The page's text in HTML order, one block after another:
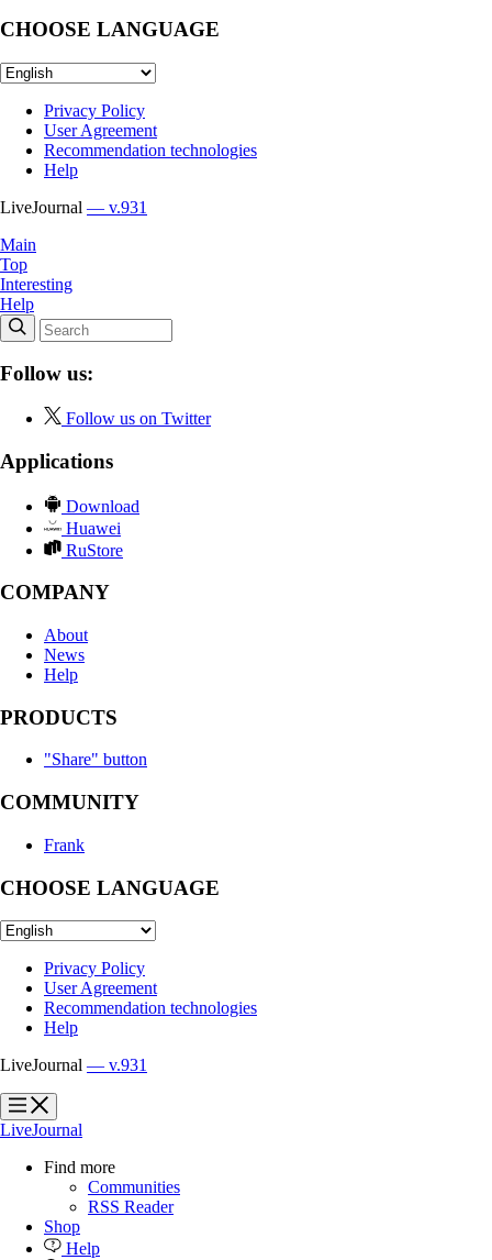
CHOOSE LANGUAGE
Privacy Policy
User Agreement
Recommendation technologies
Help
LiveJournal — v.931
Main
Top
Interesting
Help
Follow us:
Follow us on Twitter
Applications
Download
Huawei
RuStore
COMPANY
About
News
Help
PRODUCTS
"Share" button
COMMUNITY
Frank
CHOOSE LANGUAGE
Privacy Policy
User Agreement
Recommendation technologies
Help
LiveJournal — v.931
?
?
LiveJournal
Find more
Communities
RSS Reader
Shop
Help